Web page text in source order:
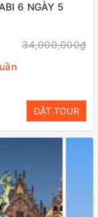
6 NGÀY 5
34,000,000₫
ĐẶT TOUR